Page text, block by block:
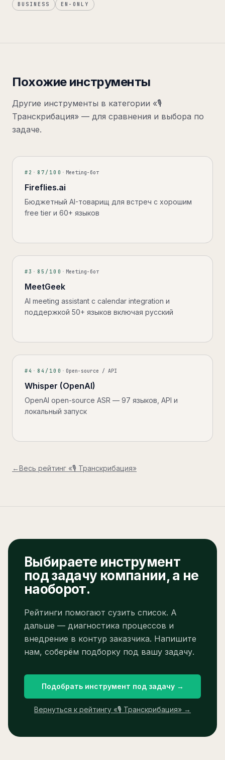
BUSINESS EN-ONLY
Похожие инструменты
Другие инструменты в категории «🎙️
Транскрибация» — для сравнения и выбора по
задаче.
# 2 · 87 /100 · Meeting-бот
Fireflies.ai
Бюджетный AI-товарищ для встреч с хорошим
free tier и 60+ языков
#3 · 85 /100 · Meeting-бот
MeetGeek
AI meeting assistant с calendar integration и
поддержкой 50+ языков включая русский
#4 · 84 /100 · Open-source / API
Whisper (OpenAI)
OpenAI open-source ASR — 97 языков, API и
локальный запуск
←Весь рейтинг «🎙️ Транскрибация»
Выбираете инструмент
под задачу компании, а не
наоборот.
Рейтинги помогают сузить список. А
дальше — диагностика процессов и
внедрение в контур заказчика. Напишите
нам, соберём подборку под вашу задачу.
Подобрать инструмент под задачу →
Вернуться к рейтингу «🎙️ Транскрибация» →